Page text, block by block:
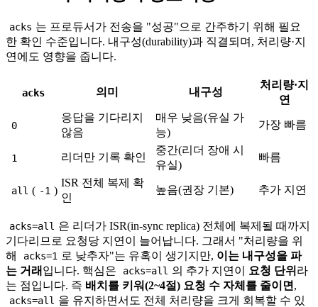
acks 는 프로듀서가 전송을 "성공"으로 간주하기 위해 필요
한 확인 수준입니다. 내구성(durability)과 직결되며, 처리량·지
연에도 영향을 줍니다.
acks 의미 내구성
처리량·지
연
0
응답을 기다리지
않음
매우 낮음(유실 가
능)
가장 빠름
1 리더만 기록 확인
중간(리더 장애 시
유실)
빠름
all ( -1 )
ISR 전체 복제 확
인
높음(권장 기본) 추가 지연
acks=all 은 리더가 ISR(in-sync replica) 전체에 복제될 때까지
기다리므로 요청당 지연이 늘어납니다. 그래서 "처리량을 위
해
acks=1 로 낮추자"는 유혹이 생기지만, 이는 내구성을 파
는 거래 입니다. 핵심은 acks=all 의 추가 지연이 요청 단위 라
는 점입니다. 즉 배치를 키워(2~4절) 요청 수 자체를 줄이면 ,
acks=all 을 유지하면서도 전체 처리량을 크게 회복할 수 있